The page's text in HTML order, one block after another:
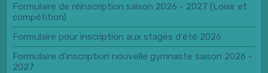
Formulaire de réinscription saison 2026 - 2027 (Loisir et
compétition)
Formulaire pour inscription aux stages d'été 2026
Formulaire d'inscription nouvelle gymnaste saison 2026 -
2027